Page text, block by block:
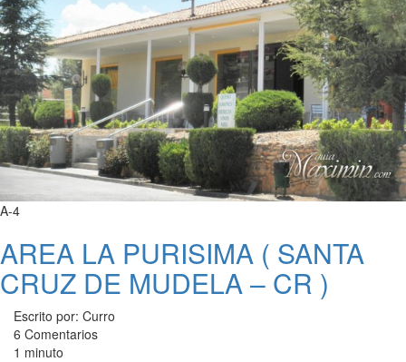
A-4
AREA LA PURISIMA ( SANTA
CRUZ DE MUDELA – CR )
Escrito por: Curro
6 Comentarios
1 minuto